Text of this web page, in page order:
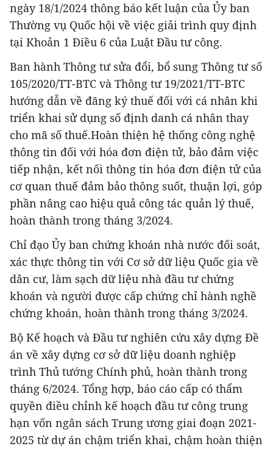
ngày 18/1/2024 thông báo kết luận của Ủy ban
Thường vụ Quốc hội về việc giải trình quy định
tại Khoản 1 Điều 6 của Luật Đầu tư công.
Ban hành Thông tư sửa đổi, bổ sung Thông tư số
105/2020/TT-BTC và Thông tư 19/2021/TT-BTC
hướng dẫn về đăng ký thuế đối với cá nhân khi
triển khai sử dụng số định danh cá nhân thay
cho mã số thuế.Hoàn thiện hệ thống công nghệ
thông tin đối với hóa đơn điện tử, bảo đảm việc
tiếp nhận, kết nối thông tin hóa đơn điện tử của
cơ quan thuế đảm bảo thông suốt, thuận lợi, góp
phần nâng cao hiệu quả công tác quản lý thuế,
hoàn thành trong tháng 3/2024.
Chỉ đạo Ủy ban chứng khoán nhà nước đối soát,
xác thực thông tin với Cơ sở dữ liệu Quốc gia về
dân cư, làm sạch dữ liệu nhà đầu tư chứng
khoán và người được cấp chứng chỉ hành nghề
chứng khoán, hoàn thành trong tháng 3/2024.
Bộ Kế hoạch và Đầu tư nghiên cứu xây dựng Đề
án về xây dựng cơ sở dữ liệu doanh nghiệp
trình Thủ tướng Chính phủ, hoàn thành trong
tháng 6/2024. Tổng hợp, báo cáo cấp có thẩm
quyền điều chỉnh kế hoạch đầu tư công trung
hạn vốn ngân sách Trung ương giai đoạn 2021-
2025 từ dự án chậm triển khai, chậm hoàn thiện